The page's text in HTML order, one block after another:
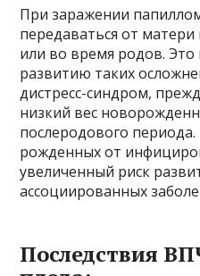
При заражении
передаваться от
или во время родов.
развитию таких
дистресс-синдром,
низкий вес
послеродового
рожденных от
увеличенный риск
ассоциированных
Последствия